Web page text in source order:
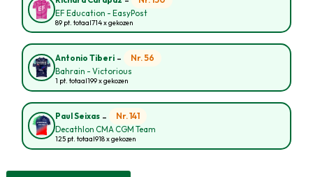
EF Education - EasyPost
89 pt. totaal714 x gekozen
Antonio Tiberi - Nr. 56
Bahrain - Victorious
1 pt. totaal199 x gekozen
Paul Seixas - Nr. 141
Decathlon CMA CGM Team
125 pt. totaal918 x gekozen